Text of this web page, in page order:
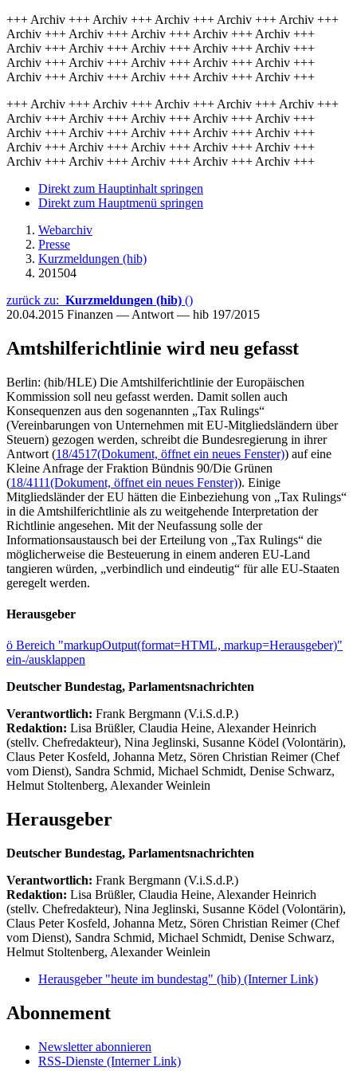
+++ Archiv +++ Archiv +++ Archiv +++ Archiv +++ Archiv +++
Archiv +++ Archiv +++ Archiv +++ Archiv +++ Archiv +++
Archiv +++ Archiv +++ Archiv +++ Archiv +++ Archiv +++
Archiv +++ Archiv +++ Archiv +++ Archiv +++ Archiv +++
Archiv +++ Archiv +++ Archiv +++ Archiv +++ Archiv +++
+++ Archiv +++ Archiv +++ Archiv +++ Archiv +++ Archiv +++
Archiv +++ Archiv +++ Archiv +++ Archiv +++ Archiv +++
Archiv +++ Archiv +++ Archiv +++ Archiv +++ Archiv +++
Archiv +++ Archiv +++ Archiv +++ Archiv +++ Archiv +++
Archiv +++ Archiv +++ Archiv +++ Archiv +++ Archiv +++
Direkt zum Hauptinhalt springen
Direkt zum Hauptmenü springen
Webarchiv
Presse
Kurzmeldungen (hib)
201504
zurück zu: Kurzmeldungen (hib) ()
20.04.2015 Finanzen — Antwort — hib 197/2015
Amtshilferichtlinie wird neu gefasst
Berlin: (hib/HLE) Die Amtshilferichtlinie der Europäischen
Kommission soll neu gefasst werden. Damit sollen auch
Konsequenzen aus den sogenannten „Tax Rulings“
(Vereinbarungen von Unternehmen mit EU-Mitgliedsländern über
Steuern) gezogen werden, schreibt die Bundesregierung in ihrer
Antwort (18/4517(Dokument, öffnet ein neues Fenster)) auf eine
Kleine Anfrage der Fraktion Bündnis 90/Die Grünen
(18/4111(Dokument, öffnet ein neues Fenster)). Einige
Mitgliedsländer der EU hätten die Einbeziehung von „Tax Rulings“
in die Amtshilferichtlinie als zu weitgehende Interpretation der
Richtlinie angesehen. Mit der Neufassung solle der
Informationsaustausch bei der Erteilung von „Tax Rulings“ die
möglicherweise die Besteuerung in einem anderen EU-Land
tangieren würden, „verbindlich und eindeutig“ für alle EU-Staaten
geregelt werden.
Herausgeber
ö Bereich "markupOutput(format=HTML, markup=Herausgeber)"
ein-/ausklappen
Deutscher Bundestag, Parlamentsnachrichten
Verantwortlich: Frank Bergmann (V.i.S.d.P.)
Redaktion: Lisa Brüßler, Claudia Heine, Alexander Heinrich
(stellv. Chefredakteur), Nina Jeglinski, Susanne Ködel (Volontärin),
Claus Peter Kosfeld, Johanna Metz, Sören Christian Reimer (Chef
vom Dienst), Sandra Schmid, Michael Schmidt, Denise Schwarz,
Helmut Stoltenberg, Alexander Weinlein
Herausgeber
Deutscher Bundestag, Parlamentsnachrichten
Verantwortlich: Frank Bergmann (V.i.S.d.P.)
Redaktion: Lisa Brüßler, Claudia Heine, Alexander Heinrich
(stellv. Chefredakteur), Nina Jeglinski, Susanne Ködel (Volontärin),
Claus Peter Kosfeld, Johanna Metz, Sören Christian Reimer (Chef
vom Dienst), Sandra Schmid, Michael Schmidt, Denise Schwarz,
Helmut Stoltenberg, Alexander Weinlein
Herausgeber "heute im bundestag" (hib) (Interner Link)
Abonnement
Newsletter abonnieren
RSS-Dienste (Interner Link)